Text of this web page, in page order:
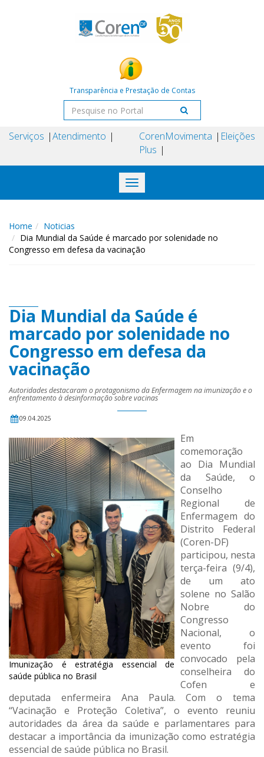
Transparência e Prestação de Contas
Serviços Atendimento
Coren
Plus
Movimenta Eleições
Toggle
navigation
Home
Noticias
Dia Mundial da Saúde é marcado por solenidade no
Congresso em defesa da vacinação
Dia Mundial da Saúde é
marcado por solenidade no
Congresso em defesa da
vacinação
Autoridades destacaram o protagonismo da Enfermagem na imunização e o
enfrentamento à desinformação sobre vacinas
09.04.2025
Imunização é estratégia essencial de
saúde pública no Brasil
Em
comemoração
ao Dia Mundial
da Saúde, o
Conselho
Regional de
Enfermagem do
Distrito Federal
(Coren-DF)
participou, nesta
terça-feira (9/4),
de um ato
solene no Salão
Nobre do
Congresso
Nacional, o
evento foi
convocado pela
conselheira do
Cofen e
deputada enfermeira Ana Paula. Com o tema
“Vacinação e Proteção Coletiva”, o evento reuniu
autoridades da área da saúde e parlamentares para
destacar a importância da imunização como estratégia
essencial de saúde pública no Brasil.